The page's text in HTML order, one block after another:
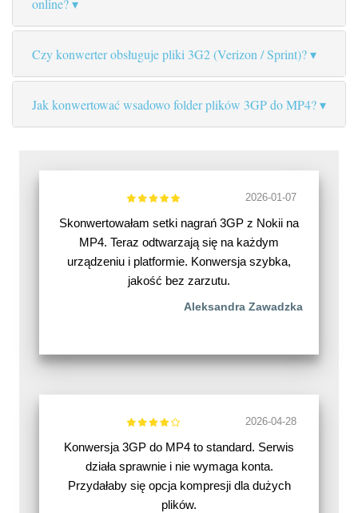
online?
Czy konwerter obsługuje pliki 3G2 (Verizon / Sprint)?
Jak konwertować wsadowo folder plików 3GP do MP4?
2026-01-07
Skonwertowałam setki nagrań 3GP z Nokii na
MP4. Teraz odtwarzają się na każdym
urządzeniu i platformie. Konwersja szybka,
jakość bez zarzutu.
Aleksandra Zawadzka
2026-04-28
Konwersja 3GP do MP4 to standard. Serwis
działa sprawnie i nie wymaga konta.
Przydałaby się opcja kompresji dla dużych
plików.